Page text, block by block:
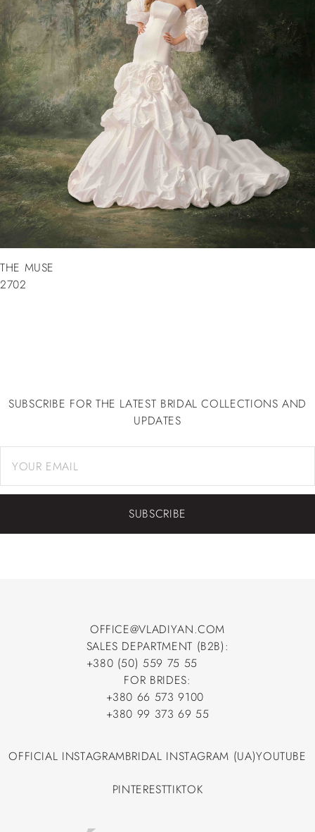
THE MUSE
2702
SUBSCRIBE FOR THE LATEST BRIDAL COLLECTIONS AND
UPDATES
SUBSCRIBE
OFFICE@VLADIYAN.COM
OFFICE@VLADIYAN.COM
SALES DEPARTMENT (B2B):
+380 (50) 559 75 55
+380 (50) 559 75 55
FOR BRIDES:
+380 66 573 9100
+380 66 573 9100
+380 99 373 69 55
OFFICIAL INSTAGRAMBRIDAL INSTAGRAM (UA)YOUTUBE
PINTERESTTIKTOK